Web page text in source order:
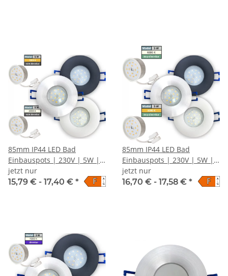
85mm IP44 LED Bad
Einbauspots | 230V | 5W |
Loch = 60 - 70mm |
Schraubadapter
jetzt nur
15,79 € - 17,40 € * A
↑
G
F
85mm IP44 LED Bad
Einbauspots | 230V | 5W |
Loch = 60 - 70mm | STEP-
DIMMBAR
jetzt nur
16,70 € - 17,58 € * A
↑
G
F